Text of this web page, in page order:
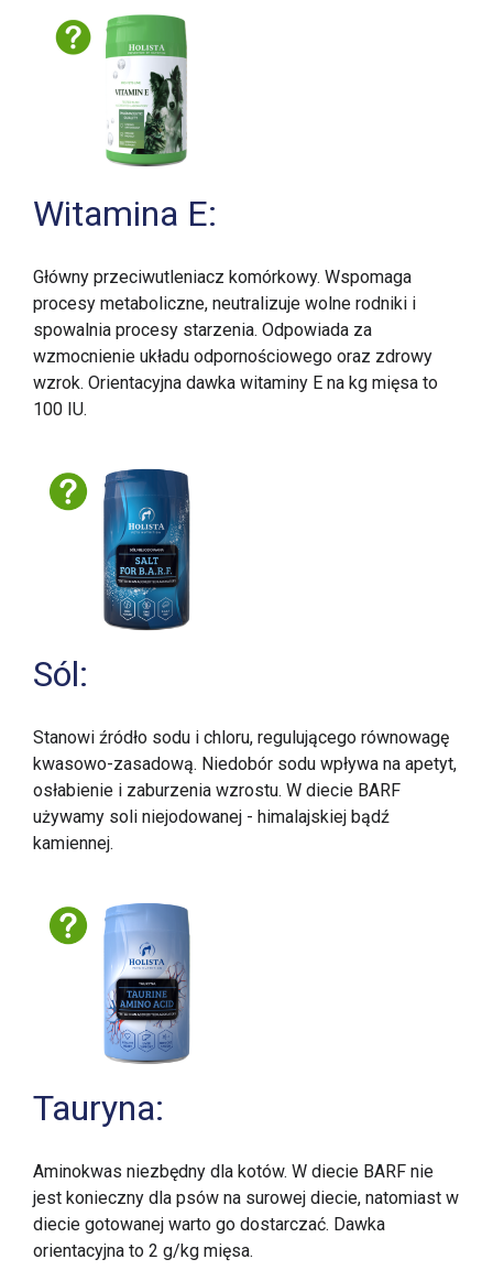
Witamina E:
Główny przeciwutleniacz komórkowy. Wspomaga
procesy metaboliczne, neutralizuje wolne rodniki i
spowalnia procesy starzenia. Odpowiada za
wzmocnienie układu odpornościowego oraz zdrowy
wzrok. Orientacyjna dawka witaminy E na kg mięsa to
100 IU.
Sól:
Stanowi źródło sodu i chloru, regulującego równowagę
kwasowo-zasadową. Niedobór sodu wpływa na apetyt,
osłabienie i zaburzenia wzrostu. W diecie BARF
używamy soli niejodowanej - himalajskiej bądź
kamiennej.
Tauryna:
Aminokwas niezbędny dla kotów. W diecie BARF nie
jest konieczny dla psów na surowej diecie, natomiast w
diecie gotowanej warto go dostarczać. Dawka
orientacyjna to 2 g/kg mięsa.